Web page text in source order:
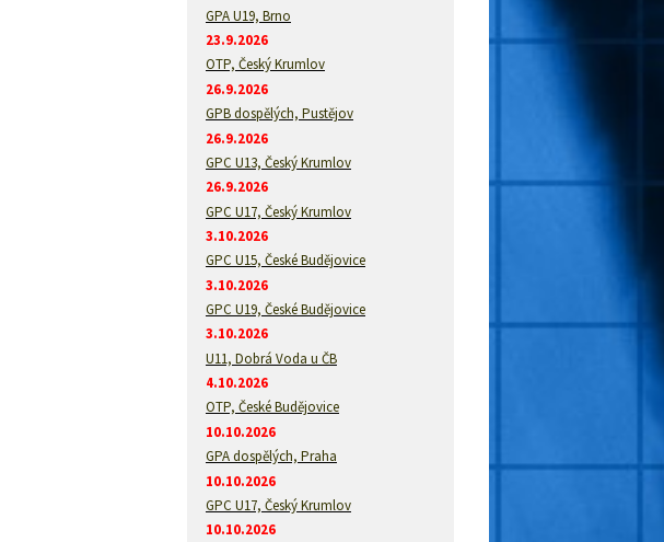
GPA U19, Brno
23.9.2026
OTP, Český Krumlov
26.9.2026
GPB dospělých, Pustějov
26.9.2026
GPC U13, Český Krumlov
26.9.2026
GPC U17, Český Krumlov
3.10.2026
GPC U15, České Budějovice
3.10.2026
GPC U19, České Budějovice
3.10.2026
U11, Dobrá Voda u ČB
4.10.2026
OTP, České Budějovice
10.10.2026
GPA dospělých, Praha
10.10.2026
GPC U17, Český Krumlov
10.10.2026